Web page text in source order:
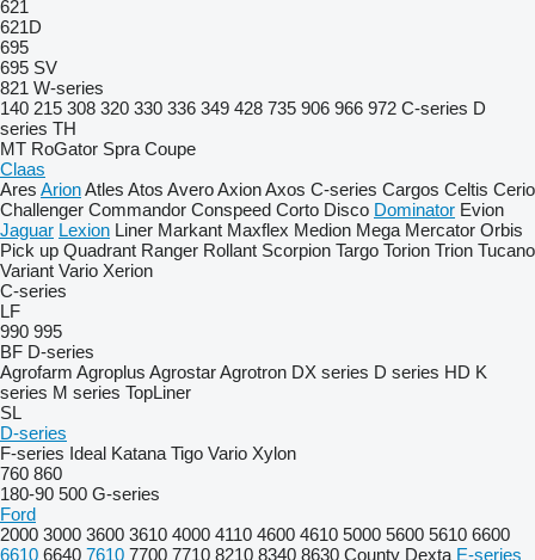
621
621D
695
695 SV
821 W-series
140 215 308 320 330 336 349 428 735 906 966 972 C-series D
series TH
MT RoGator Spra Coupe
Claas
Ares ArionAtles Atos AveroAxionAxos C-series Cargos Celtis Cerio
Challenger Commandor Conspeed Corto Disco Dominator Evion
Jaguar Lexion Liner Markant Maxflex Medion Mega Mercator Orbis
Pick up Quadrant Ranger Rollant Scorpion Targo Torion Trion Tucano
Variant Vario Xerion
C-series
LF
990 995
BF D-series
Agrofarm Agroplus AgrostarAgrotron DX series D series HD K
series M series TopLiner
SL
D-series
F-series Ideal Katana Tigo Vario Xylon
760 860
180-90 500 G-series
Ford
2000 3000 3600 3610 4000 4110 4600 4610 5000 5600 5610 6600
6610 6640 7610 7700 7710 8210 8340 8630 County Dexta E-series